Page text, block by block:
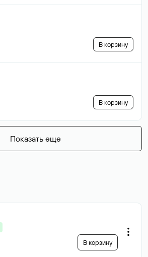
В корзину
В корзину
Показать еще
В корзину